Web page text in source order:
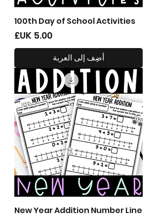
100th Day of School Activities
السعر
أضِف إلى العربة
New Year Addition Number Line